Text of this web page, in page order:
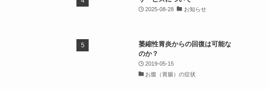
2025-08-28 お知らせ
萎縮性胃炎からの回復は可能な
のか？
2019-05-15
お腹（胃腸）の症状